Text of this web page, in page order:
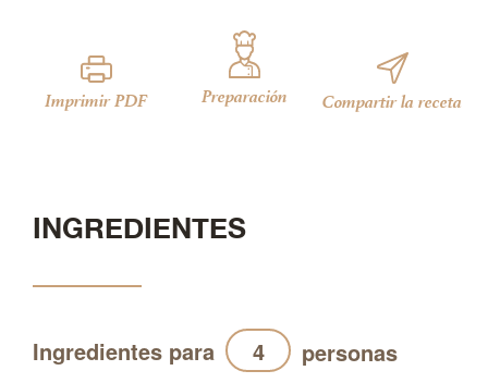
Imprimir PDF Preparación Compartir la receta
INGREDIENTES
Ingredientes para personas